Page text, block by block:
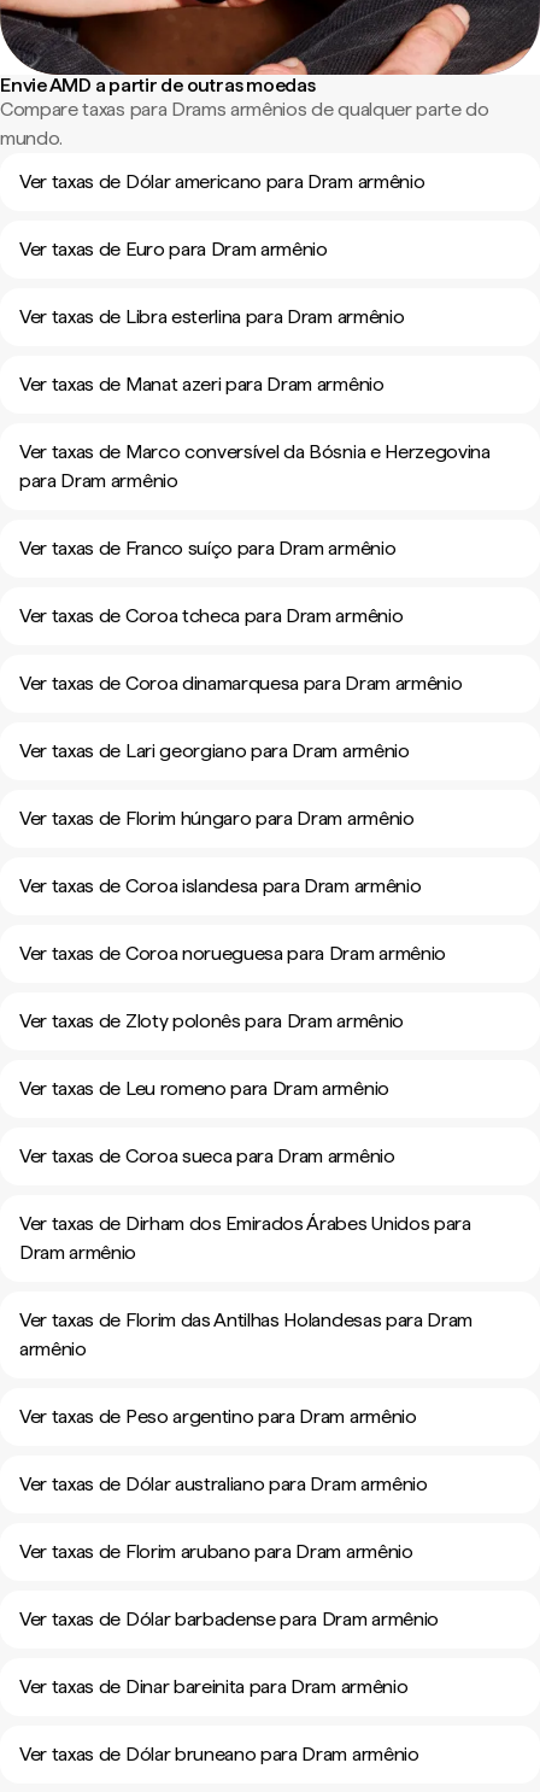
Envie AMD a partir de outras moedas
Compare taxas para Drams armênios de qualquer parte do
mundo.
Ver taxas de Dólar americano para Dram armênio
Ver taxas de Euro para Dram armênio
Ver taxas de Libra esterlina para Dram armênio
Ver taxas de Manat azeri para Dram armênio
Ver taxas de Marco conversível da Bósnia e Herzegovina
para Dram armênio
Ver taxas de Franco suíço para Dram armênio
Ver taxas de Coroa tcheca para Dram armênio
Ver taxas de Coroa dinamarquesa para Dram armênio
Ver taxas de Lari georgiano para Dram armênio
Ver taxas de Florim húngaro para Dram armênio
Ver taxas de Coroa islandesa para Dram armênio
Ver taxas de Coroa norueguesa para Dram armênio
Ver taxas de Zloty polonês para Dram armênio
Ver taxas de Leu romeno para Dram armênio
Ver taxas de Coroa sueca para Dram armênio
Ver taxas de Dirham dos Emirados Árabes Unidos para
Dram armênio
Ver taxas de Florim das Antilhas Holandesas para Dram
armênio
Ver taxas de Peso argentino para Dram armênio
Ver taxas de Dólar australiano para Dram armênio
Ver taxas de Florim arubano para Dram armênio
Ver taxas de Dólar barbadense para Dram armênio
Ver taxas de Dinar bareinita para Dram armênio
Ver taxas de Dólar bruneano para Dram armênio